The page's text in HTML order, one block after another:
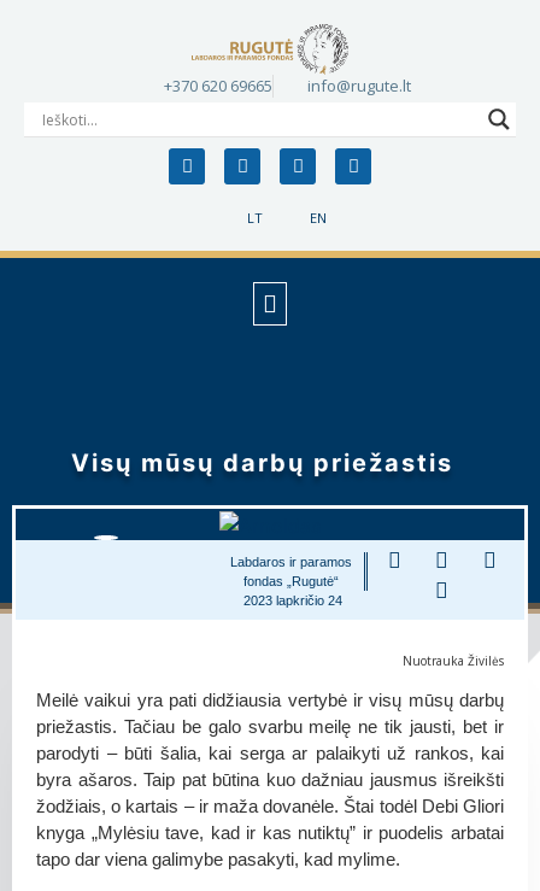
LT EN
+370 620 69665 info@rugute.lt
Visų mūsų darbų priežastis
Labdaros ir paramos
fondas „Rugutė“
2023 lapkričio 24
Nuotrauka Živilės
Meilė vaikui yra pati didžiausia vertybė ir visų mūsų darbų
priežastis. Tačiau be galo svarbu meilę ne tik jausti, bet ir
parodyti – būti šalia, kai serga ar palaikyti už rankos, kai
byra ašaros. Taip pat būtina kuo dažniau jausmus išreikšti
žodžiais, o kartais – ir maža dovanėle. Štai todėl Debi Gliori
knyga „Mylėsiu tave, kad ir kas nutiktų” ir puodelis arbatai
tapo dar viena galimybe pasakyti, kad mylime.